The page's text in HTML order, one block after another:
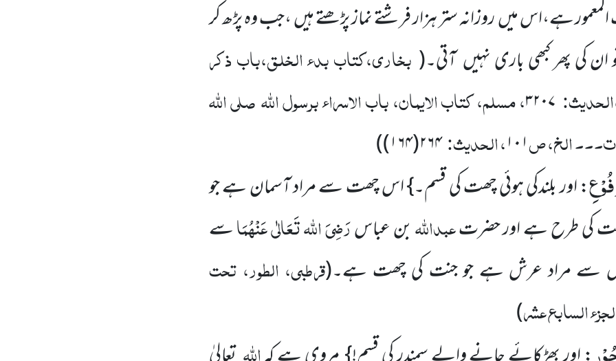
ہے،اس میں روزانہ ستر ہزار فرشتے نماز پڑھتے ہیں ،جب وہ پڑھ کر
کی پھر کبھی باری نہیں آتی۔( بخاری،کتاب بدء الخلق،باب ذکر
۳۲۰۷، مسلم، کتاب الایمان، باب الاسراء برسول اللّٰہصلی اللّٰہ
الخ، ص۱۰۱، الحدیث:۲۶۴(۱۶۴)
)
: اور بلندکی ہوئی چھت کی قسم۔} اس چھت سے مراد آسمان ہے جو
کی طرح ہے اور حضرتعبداللہبن عباسرَضِیَ اللہ تَعَالٰی عَنْہُمَاسے
سے مراد عرش ہے جو جنت کی چھت ہے۔(قرطبی، الطور، تحت
السابع عشر)
اللہ